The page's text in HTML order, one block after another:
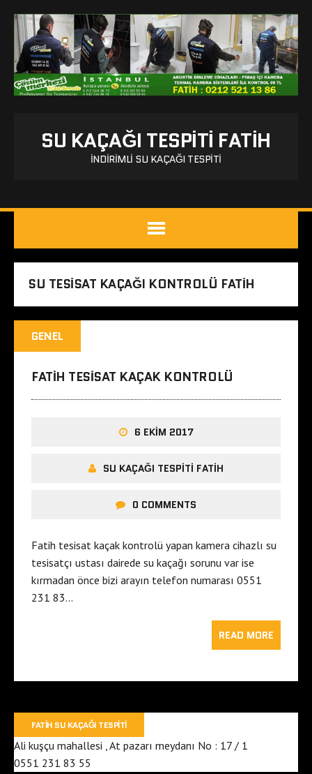
SU KAÇAĞI TESPITI FATIH
İNDIRIMLI SU KAÇAĞI TESPITI
SU TESISAT KAÇAĞI KONTROLÜ FATIH
GENEL
FATIH TESISAT KAÇAK KONTROLÜ
6 EKIM 2017
SU KAÇAĞI TESPITI FATIH
0 COMMENTS
Fatih tesisat kaçak kontrolü yapan kamera cihazlı su
tesisatçı ustası dairede su kaçağı sorunu var ise
kırmadan önce bizi arayın telefon numarası 0551
231 83…
READ MORE
FATIH SU KAÇAĞI TESPITI
Ali kuşçu mahallesi , At pazarı meydanı No : 17 / 1
0551 231 83 55